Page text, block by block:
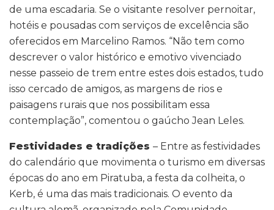
de uma escadaria. Se o visitante resolver pernoitar,
hotéis e pousadas com serviços de excelência são
oferecidos em Marcelino Ramos. “Não tem como
descrever o valor histórico e emotivo vivenciado
nesse passeio de trem entre estes dois estados, tudo
isso cercado de amigos, as margens de rios e
paisagens rurais que nos possibilitam essa
contemplação”, comentou o gaúcho Jean Leles.
Festividades e tradições – Entre as festividades
do calendário que movimenta o turismo em diversas
épocas do ano em Piratuba, a festa da colheita, o
Kerb, é uma das mais tradicionais. O evento da